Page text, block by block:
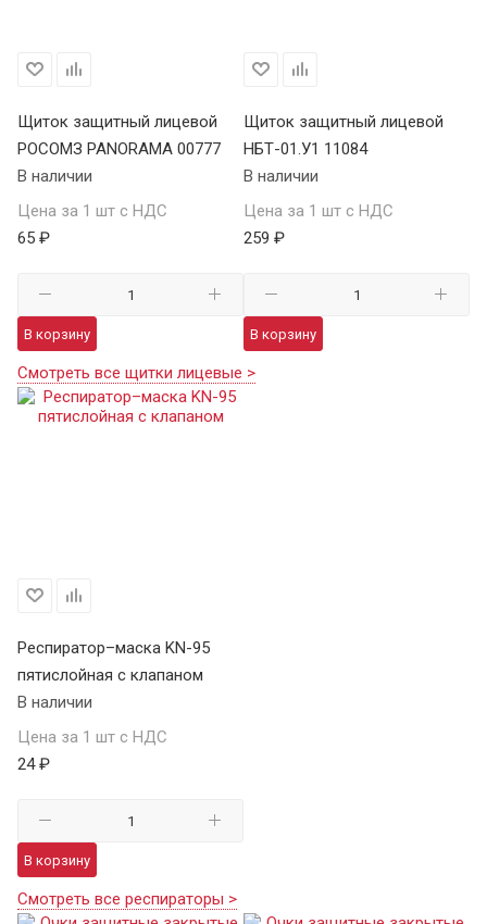
Щиток защитный лицевой
РОСОМЗ PANORAMA 00777
В наличии
Цена за 1 шт с НДС
65 ₽
В корзину
Щиток защитный лицевой
НБТ-01.У1 11084
В наличии
Цена за 1 шт с НДС
259 ₽
В корзину
Смотреть все щитки лицевые >
Респиратор–маска KN-95
пятислойная с клапаном
В наличии
Цена за 1 шт с НДС
24 ₽
В корзину
Смотреть все респираторы >